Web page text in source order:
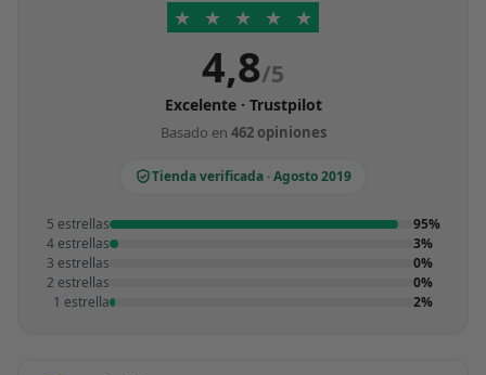
★ ★ ★ ★ ★
4,8/5
Excelente · Trustpilot
Basado en 462 opiniones
Tienda verificada · Agosto 2019
5 estrellas
95%
4 estrellas
3%
3 estrellas
0%
2 estrellas
0%
1 estrella
2%